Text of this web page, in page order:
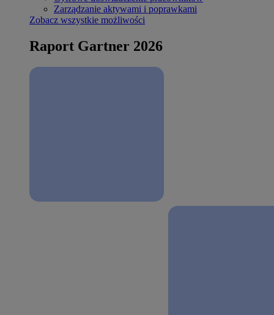
Zarządzanie aktywami i poprawkami
Zobacz wszystkie możliwości
Raport Gartner 2026